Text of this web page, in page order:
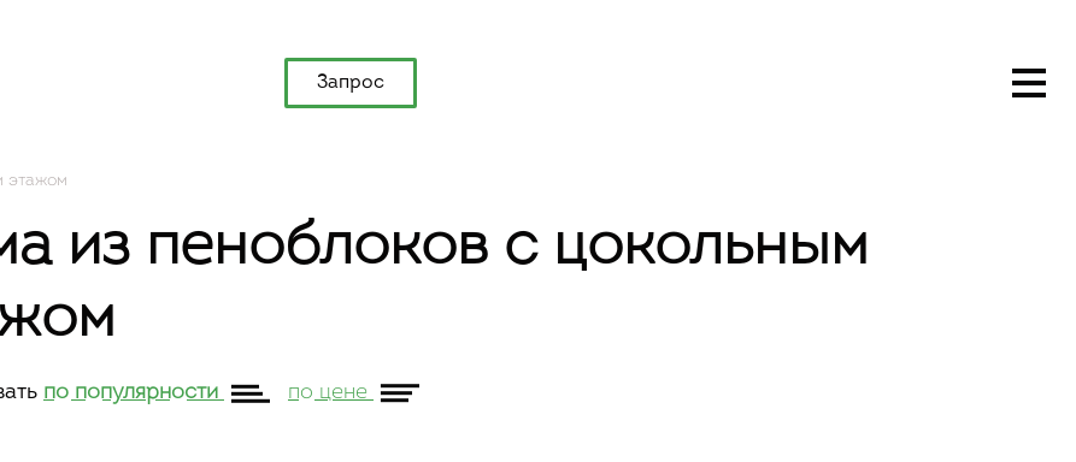
Запрос
этажом
из пеноблоков с цокольным
по популярности по цене